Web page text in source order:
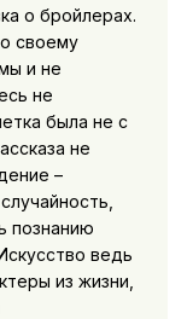
о бройлерах.
своему
и не
не
была не с
не
–
познанию
ведь
из жизни,